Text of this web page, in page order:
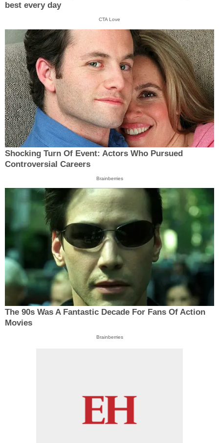
best every day
CTA Love
Shocking Turn Of Event: Actors Who Pursued
Controversial Careers
Brainberries
The 90s Was A Fantastic Decade For Fans Of Action
Movies
Brainberries